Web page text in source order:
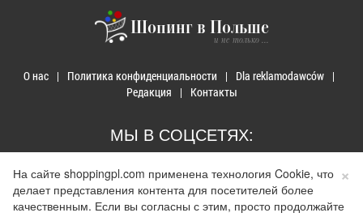
Шопинг в Польше
и не только ...
О нас Политика конфиденциальности
Dla reklamodawców
Редакция
Контакты
МЫ В СОЦСЕТЯХ:
×
На сайте shoppingpl.com применена технология Cookie, что
делает представления контента для посетителей более
качественным. Если вы согласны с этим, просто продолжайте